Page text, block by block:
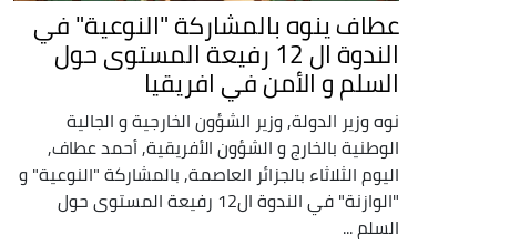
عطاف ينوه بالمشاركة "النوعية" في
الندوة ال 12 رفيعة المستوى حول
السلم و الأمن في افريقيا
نوه وزير الدولة, وزير الشؤون الخارجية و الجالية
الوطنية بالخارج و الشؤون الأفريقية, أحمد عطاف,
اليوم الثلاثاء بالجزائر العاصمة, بالمشاركة "النوعية" و
"الوازنة" في الندوة ال12 رفيعة المستوى حول
السلم ...